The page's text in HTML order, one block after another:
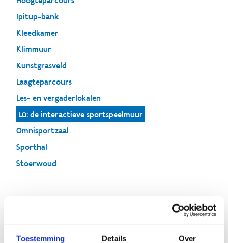
Toestemming Details Over
Ipitup-bank
Kleedkamer
Klimmuur
Kunstgrasveld
Laagteparcours
Les- en vergaderlokalen
Lü: de interactieve sportspeelmuur
Omnisportzaal
Sporthal
Stoerwoud
Lü: de interactieve